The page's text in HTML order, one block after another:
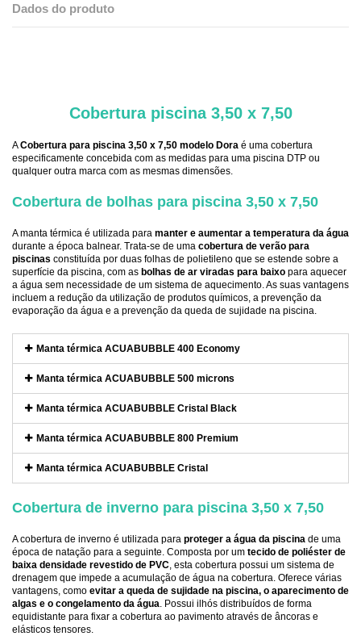
Dados do produto
Cobertura piscina 3,50 x 7,50
ACobertura para piscina 3,50 x 7,50 modelo Dora é uma cobertura
especificamente concebida com as medidas para uma piscina DTP ou
qualquer outra marca com as mesmas dimensões.
Cobertura de bolhas para piscina 3,50 x 7,50
A manta térmica é utilizada para manter e aumentar a temperatura da água
durante a época balnear. Trata-se de uma cobertura de verão para
piscinas constituída por duas folhas de polietileno que se estende sobre a
superfície da piscina, com as bolhas de ar viradas para baixo para aquecer
a água sem necessidade de um sistema de aquecimento. As suas vantagens
incluem a redução da utilização de produtos químicos, a prevenção da
evaporação da água e a prevenção da queda de sujidade na piscina.
Manta térmica ACUABUBBLE 400 Economy
Manta térmica ACUABUBBLE 500 microns
Manta térmica ACUABUBBLE Cristal Black
Manta térmica ACUABUBBLE 800 Premium
Manta térmica ACUABUBBLE Cristal
Cobertura de inverno para piscina 3,50 x 7,50
A cobertura de inverno é utilizada para proteger a água da piscina de uma
época de natação para a seguinte. Composta por um tecido de poliéster de
baixa densidade revestido de PVC , esta cobertura possui um sistema de
drenagem que impede a acumulação de água na cobertura. Oferece várias
vantagens, como evitar a queda de sujidade na piscina, o aparecimento de
algas e o congelamento da água . Possui ilhós distribuídos de forma
equidistante para fixar a cobertura ao pavimento através de âncoras e
elásticos tensores.